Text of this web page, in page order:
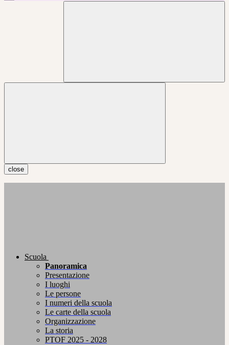
close
Scuola
Panoramica
Presentazione
I luoghi
Le persone
I numeri della scuola
Le carte della scuola
Organizzazione
La storia
PTOF 2025 - 2028